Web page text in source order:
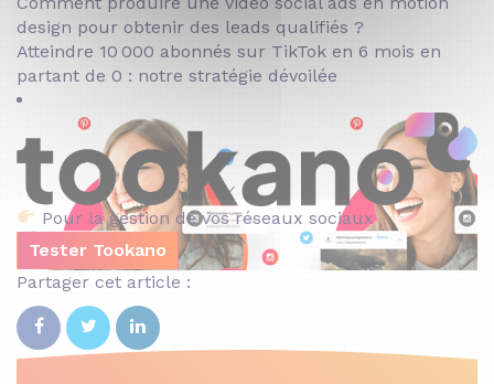
design pour obtenir des leads qualifiés ?
Atteindre 10 000 abonnés sur TikTok en 6 mois en
partant de 0 : notre stratégie dévoilée
Pour la gestion de vos réseaux sociaux
Tester Tookano
Partager cet article :